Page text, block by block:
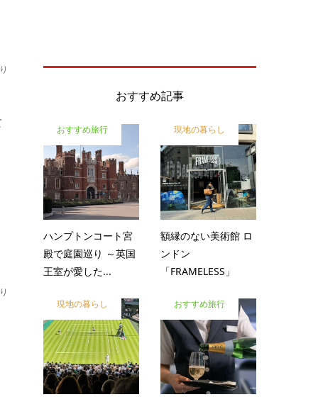
おすすめ記事
おすすめ旅行
ハンプトンコート宮
殿で庭園巡り ～英国
王室が愛した...
現地の暮らし
額縁のない美術館 ロ
ンドン
「FRAMELESS」
現地の暮らし おすすめ旅行